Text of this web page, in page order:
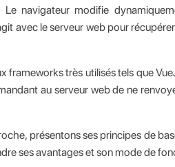
navigateur modifie
avec le serveur web pour
frameworks très utilisés tels que
au serveur web de ne
présentons ses principes de
ses avantages et son mode de